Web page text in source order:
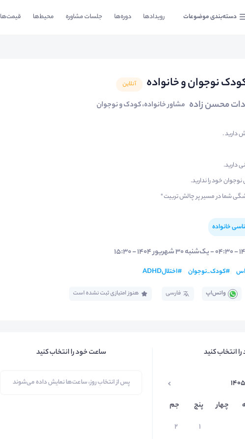
دسته‌بندی موضوعات رویدادها دوره‌ها جلسات مشاوره محیط‌ها قیمت‌ها
نوجوان و خانواده آنلاین
محسن زاده مشاور خانواده، کودک و نوجوان
دارید .
دارید.
خود را ندارید.
شما در مسیر پر چالش تربیت "
خانواده
#کودک_نوجوان #اختلالADHD
واتس‌اپ فارسی هنوز امتیازی ثبت نشده است
انتخاب کنید
۱۴۰۵
چهار پنج
جم
۱
۲
ساعت خود را انتخاب کنید
پس از انتخاب روز، ساعت‌ها نمایش داده می‌شوند